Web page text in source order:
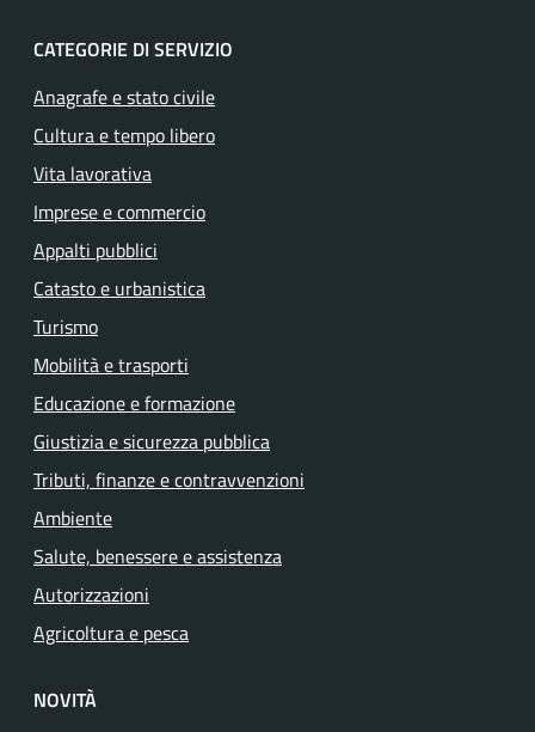
CATEGORIE DI SERVIZIO
Anagrafe e stato civile
Cultura e tempo libero
Vita lavorativa
Imprese e commercio
Appalti pubblici
Catasto e urbanistica
Turismo
Mobilità e trasporti
Educazione e formazione
Giustizia e sicurezza pubblica
Tributi, finanze e contravvenzioni
Ambiente
Salute, benessere e assistenza
Autorizzazioni
Agricoltura e pesca
NOVITÀ